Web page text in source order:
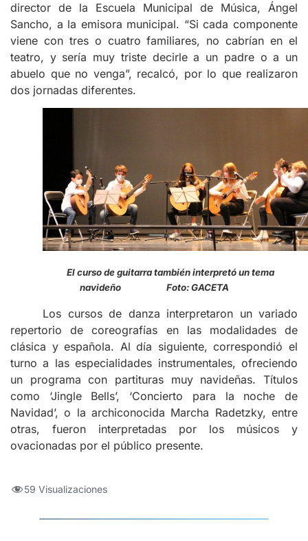
director de la Escuela Municipal de Música, Ángel
Sancho, a la emisora municipal. “Si cada componente
viene con tres o cuatro familiares, no cabrían en el
teatro, y sería muy triste decirle a un padre o a un
abuelo que no venga”, recalcó, por lo que realizaron
dos jornadas diferentes.
El curso de guitarra también interpretó un tema
navideño Foto: GACETA
Los cursos de danza interpretaron un variado
repertorio de coreografías en las modalidades de
clásica y española. Al día siguiente, correspondió el
turno a las especialidades instrumentales, ofreciendo
un programa con partituras muy navideñas. Títulos
como ‘Jingle Bells’, ‘Concierto para la noche de
Navidad’, o la archiconocida Marcha Radetzky, entre
otras, fueron interpretadas por los músicos y
ovacionadas por el público presente.
59 Visualizaciones